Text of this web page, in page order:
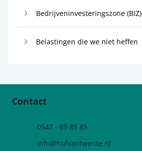
Bedrijveninvesteringszone (BIZ)
Belastingen die we niet heffen
Contact
Telefoonnummer
0547 - 85 85 85
e-mailadres:info@hofvantwente.nl